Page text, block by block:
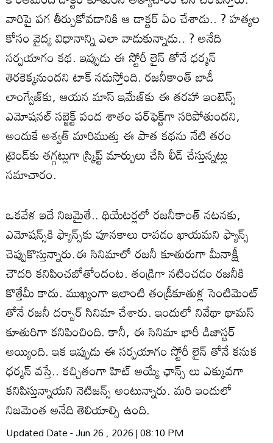
వారిపై పగ తీర్చుకోవడానికి ఆ డాక్టర్ ఏం చేశాడు.. ? హత్యల
కోసం వైద్య విధానాన్ని ఎలా వాడుకున్నాడు.. ? అనేది
సర్పయాగం కథ. ఇప్పుడు ఈ స్టోరీ లైన్ తోనే ధర్మన్
తెరకెక్కనుందని టాక్ నడుస్తోంది. రజనీకాంత్ బాడీ
లాంగ్వేజ్‌కు, ఆయన మాస్ ఇమేజ్‌కు ఈ తరహా ఇంటెన్స్
ఎమోషనల్ సబ్జెక్ట్ వంద శాతం పర్‌ఫెక్ట్‌గా సరిపోతుందని,
అందుకే అశ్వత్ మారిముత్తు ఈ పాత కథను నేటి తరం
ట్రెండ్‌కు తగ్గట్లుగా స్క్రిప్ట్ మార్పులు చేసి లీడ్ చేస్తున్నట్లు
సమాచారం.
ఒకవేళ ఇదే నిజమైతే.. థియేటర్లలో రజనీకాంత్ నటనకు,
ఎమోషన్స్‌కి ఫ్యాన్స్‌కు పూనకాలు రావడం ఖాయమని ఫ్యాన్స్
చెప్పుకొస్తున్నారు.ఈ సినిమాలో రజనీ కూతురుగా మీనాక్షీ
చౌదరి కనిపించబోతోందంట. తండ్రిగా నటించడం రజనీకి
కొత్తేమీ కాదు. ముఖ్యంగా ఇలాంటి తండ్రీకూతుళ్ల సెంటిమెంట్
తోనే రజనీ దర్బార్ సినిమా చేశారు. ఇందులో నివేథా థామస్
కూతురిగా కనిపించింది. కానీ, ఈ సినిమా భారీ డిజాస్టర్
అయ్యింది. ఇక ఇప్పుడు ఈ సర్పయాగం స్టోరీ లైన్ తోనే కనుక
ధర్మన్ వస్తే.. కచ్చితంగా హిట్ అయ్యే ఛాన్స్ లు ఎక్కువగా
కనిపిస్తున్నాయని నెటిజన్స్ అంటున్నారు. మరి ఇందులో
నిజమెంత అనేది తెలియాల్సి ఉంది.
Updated Date - Jun 26 , 2026 | 08:10 PM